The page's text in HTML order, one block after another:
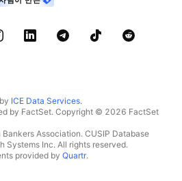
ICE Data Services.
by FactSet. Copyright © 2026 FactSet
Association. CUSIP Database
Systems Inc. All rights reserved.
provided by Quartr.